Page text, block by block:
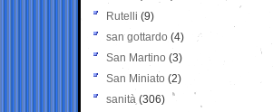
Rutelli (9)
san gottardo (4)
San Martino (3)
San Miniato (2)
sanità (306)